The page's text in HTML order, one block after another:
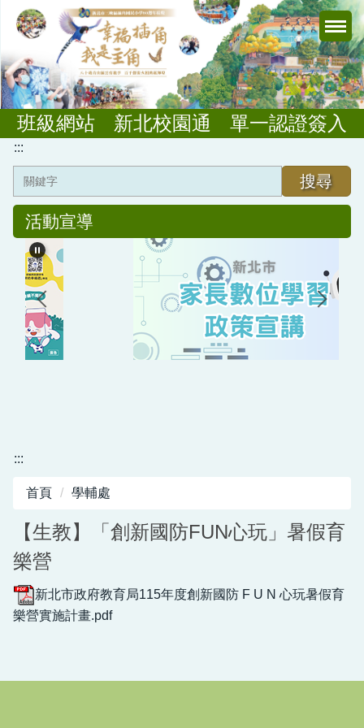
跳
到
要
內
容
區班級網站 新北校園通 單一認證簽入
:::
搜尋
活動宣導
:::
首頁 學輔處
【生教】「創新國防FUN心玩」暑假育
樂營
新北市政府教育局115年度創新國防 F U N 心玩暑假育
樂營實施計畫.pdf